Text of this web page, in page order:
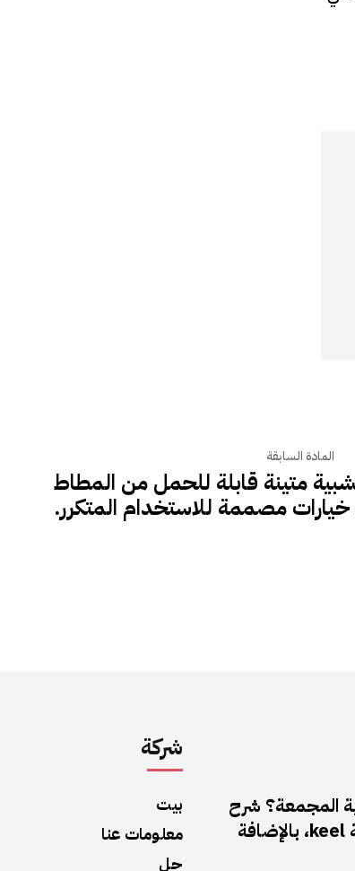
المادة السابقة
متينة قابلة للحمل من المطاط
مصممة للاستخدام المتكرر.
شركة
بيت
معلومات عنا
حل
المجمعة؟ شرح
لوحة مهندس كرة السلة keel، بالإضافة